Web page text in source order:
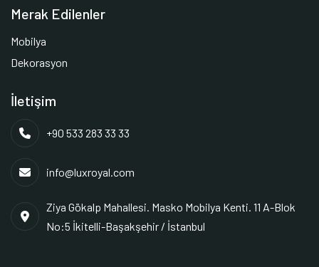
Merak Edilenler
Mobilya
Dekorasyon
İletişim
+90 533 283 33 33
info@luxroyal.com
Ziya Gökalp Mahallesi. Masko Mobilya Kenti. 11 A-Blok
No:5 İkitelli-Başakşehir / İstanbul